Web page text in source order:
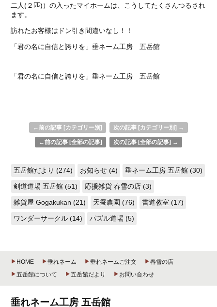
二人(２匹)）の入ったマイホームは、こうしてたくさんつるされ
ます。
訪れたお客様はドン引き間違いなし！！
「君の名に自信と誇りを」垂ネーム工房 五岳館
「君の名に自信と誇りを」垂ネーム工房 五岳館
←前の記事 [カテゴリー別] 次の記事 [カテゴリー別] →
←前の記事 [全部の記事] 次の記事 [全部の記事] →
五岳館だより (274) お知らせ (4) 垂ネーム工房 五岳館 (30)
剣道道場 五岳館 (51) 応援雑貨 春雪の店 (3)
雑貨屋 Gogakukan (21) 天蚕農園 (76) 書道教室 (17)
ワンダーサークル (14) パズル道場 (5)
HOME 垂れネーム 垂れネームご注文
春雪の店
五岳館について
五岳館だより お問い合わせ
垂れネーム工房 五岳館